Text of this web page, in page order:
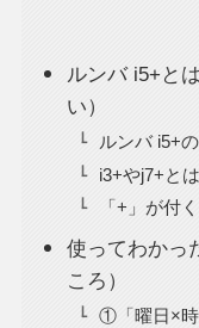
ルンバ i5+と
い）
ルンバ i5+
i3+やj7+と
「+」が付
使ってわかっ
ころ）
①「曜日×時